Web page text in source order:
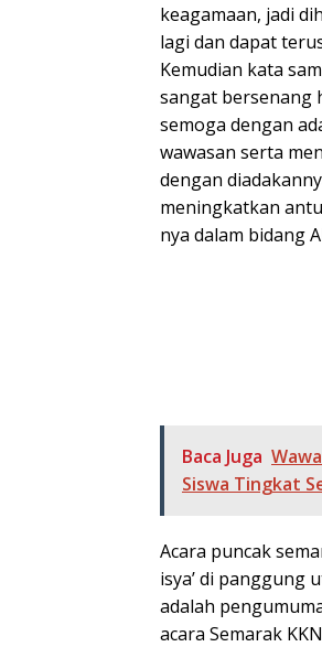
keagamaan, jadi
lagi dan dapat
Kemudian kata
sangat bersenang
semoga dengan
wawasan serta
dengan
meningkatkan
nya dalam bidang
Baca Juga
Siswa Tingkat
Acara puncak
isya’ di panggung
adalah
acara Semarak